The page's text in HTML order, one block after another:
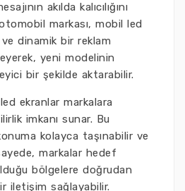
akılda kalıcılığını
markası, mobil led
dinamik bir reklam
yeni modelinin
bir şekilde aktarabilir.
ekranlar markalara
imkanı sunar. Bu
kolayca taşınabilir ve
markalar hedef
bölgelere doğrudan
iletişim sağlayabilir.